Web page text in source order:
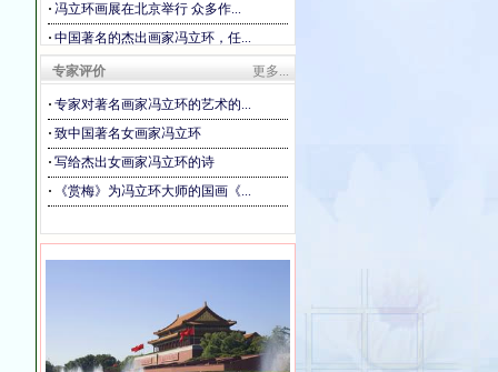
· 冯立环画展在北京举行 众多作...
· 中国著名的杰出画家冯立环，任...
·《大公报》著名画家冯立环：巨...
冯立环作品被周恩来纪念馆收藏
更多...
专家评价
· 专家对著名画家冯立环的艺术的...
· 致中国著名女画家冯立环
· 写给杰出女画家冯立环的诗
·
《赏梅》为冯立环大师的国画《...